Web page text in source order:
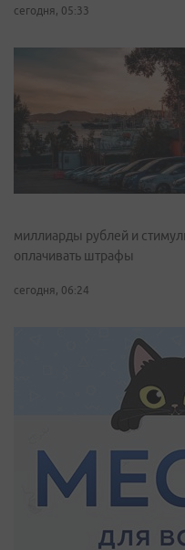
сегодня, 05:33
миллиарды рублей и
оплачивать штрафы
сегодня, 06:24